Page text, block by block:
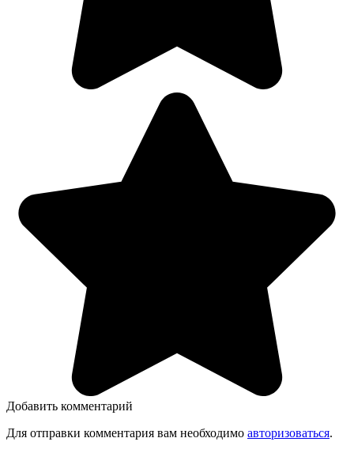
Добавить комментарий
Для отправки комментария вам необходимо авторизоваться.